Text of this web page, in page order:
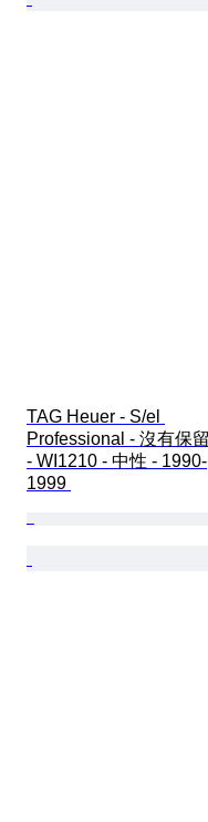
TAG Heuer - S/el
Professional - 沒有保
- WI1210 - 中性 - 1990-
1999